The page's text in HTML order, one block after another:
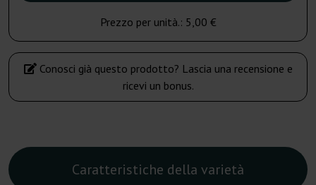
Prezzo per unità.: 5,00 €
Conosci già questo prodotto? Lascia una recensione e
ricevi un bonus.
Caratteristiche della varietà